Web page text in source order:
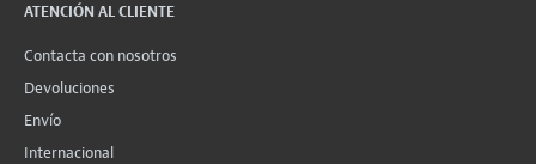
ATENCIÓN AL CLIENTE
Contacta con nosotros
Devoluciones
Envío
Internacional